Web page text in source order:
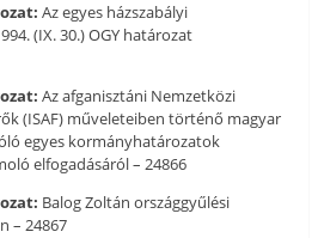
Az egyes házszabályi
(IX. 30.) OGY határozat
Az afganisztáni Nemzetközi
(ISAF) műveleteiben történő magyar
egyes kormányhatározatok
elfogadásáról – 24866
Balog Zoltán országgyűlési
– 24867